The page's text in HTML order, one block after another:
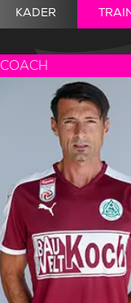
KADER
COACH